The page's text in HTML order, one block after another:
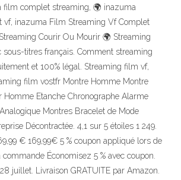
film complet streaming, 🌍 inazuma
vf, inazuma Film Streaming Vf Complet
Courir Ou Mourir 🌍 Streaming
titres français. Comment streaming
et 100% légal. Streaming film vf,
film vostfr Montre Homme Montre
Homme Etanche Chronographe Alarme
Montres Bracelet de Mode
Décontractée. 4,1 sur 5 étoiles 1 249.
€ 169,99€ 5 % coupon appliqué lors de
Économisez 5 % avec coupon.
juillet. Livraison GRATUITE par Amazon.